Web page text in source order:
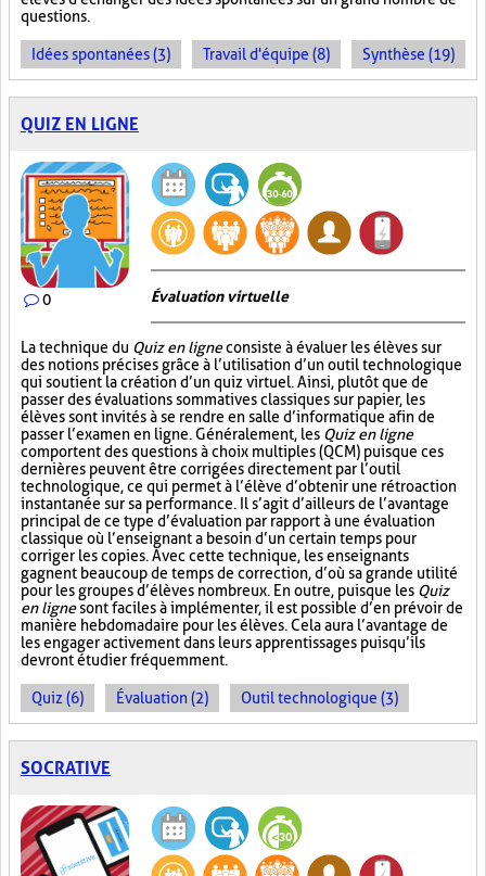
questions.
Idées spontanées (3) Travail d'équipe (8) Synthèse (19)
QUIZ EN LIGNE
0 Évaluation virtuelle
La technique du Quiz en ligneconsiste à évaluer les élèves sur
des notions précises grâce à l’utilisation d’un outil technologique
qui soutient la création d’un quiz virtuel. Ainsi, plutôt que de
passer des évaluations sommatives classiques sur papier, les
élèves sont invités à se rendre en salle d’informatique afin de
passer l’examen en ligne. Généralement, les Quiz en ligne
comportent des questions à choix multiples (QCM) puisque ces
dernières peuvent être corrigées directement par l’outil
technologique, ce qui permet à l’élève d’obtenir une rétroaction
instantanée sur sa performance. Il s’agit d’ailleurs de l’avantage
principal de ce type d’évaluation par rapport à une évaluation
classique où l’enseignant a besoin d’un certain temps pour
corriger les copies. Avec cette technique, les enseignants
gagnent beaucoup de temps de correction, d’où sa grande utilité
pour les groupes d’élèves nombreux. En outre, puisque les Quiz
en lignesont faciles à implémenter, il est possible d’en prévoir de
manière hebdomadaire pour les élèves. Cela aura l’avantage de
les engager activement dans leurs apprentissages puisqu’ils
devront étudier fréquemment.
Quiz (6) Évaluation (2) Outil technologique (3)
SOCRATIVE